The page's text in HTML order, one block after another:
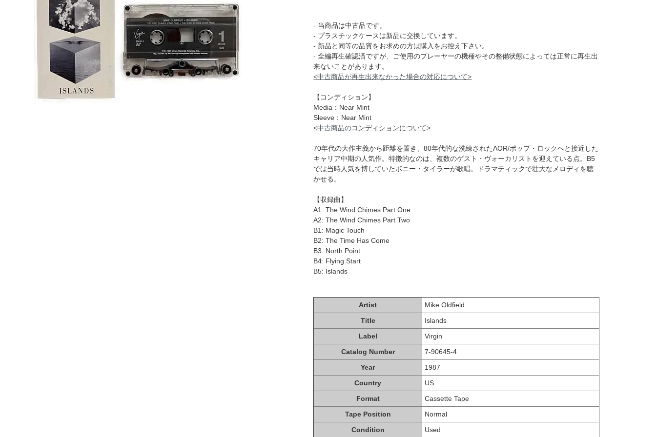
- 当商品は中古品です。
- プラスチックケースは新品に交換しています。
- 新品と同等の品質をお求めの方は購入をお控え下さい。
- 全編再生確認済ですが、ご使用のプレーヤーの機種やその整備状態によっては正常に再生出
来ないことがあります。
<中古商品が再生出来なかった場合の対応について>
【コンディション】
Media：Near Mint
Sleeve：Near Mint
<中古商品のコンディションについて>
70年代の大作主義から距離を置き、80年代的な洗練されたAOR/ポップ・ロックへと接近した
キャリア中期の人気作。特徴的なのは、複数のゲスト・ヴォーカリストを迎えている点。B5
では当時人気を博していたボニー・タイラーが歌唱。ドラマティックで壮大なメロディを聴
かせる。
【収録曲】
A1: The Wind Chimes Part One
A2: The Wind Chimes Part Two
B1: Magic Touch
B2: The Time Has Come
B3: North Point
B4: Flying Start
B5: Islands
Artist
Mike Oldfield
Title
Islands
Label
Virgin
Catalog Number
7-90645-4
Year
1987
Country
US
Format
Cassette Tape
Tape Position
Normal
Condition
Used